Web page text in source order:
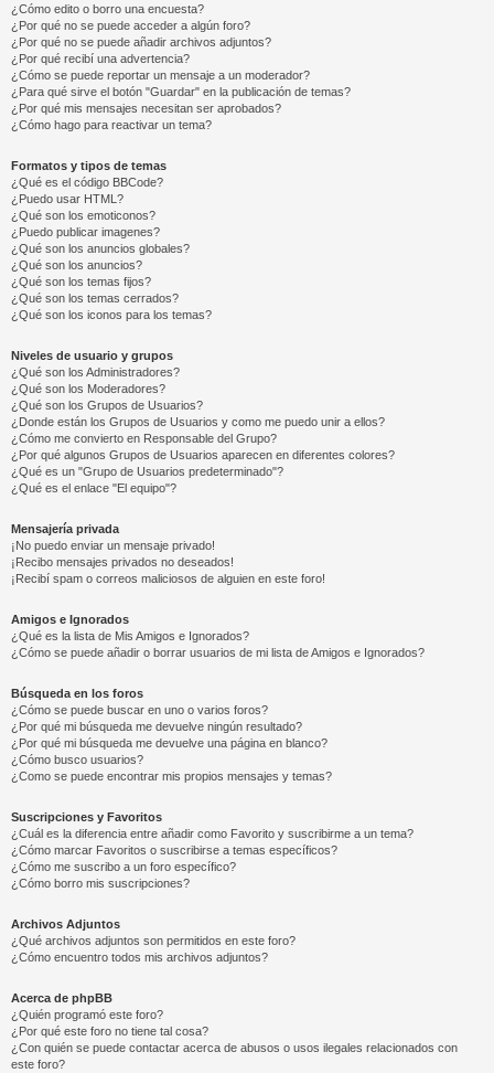
¿Cómo edito o borro una encuesta?
¿Por qué no se puede acceder a algún foro?
¿Por qué no se puede añadir archivos adjuntos?
¿Por qué recibí una advertencia?
¿Cómo se puede reportar un mensaje a un moderador?
¿Para qué sirve el botón "Guardar" en la publicación de temas?
¿Por qué mis mensajes necesitan ser aprobados?
¿Cómo hago para reactivar un tema?
Formatos y tipos de temas
¿Qué es el código BBCode?
¿Puedo usar HTML?
¿Qué son los emoticonos?
¿Puedo publicar imagenes?
¿Qué son los anuncios globales?
¿Qué son los anuncios?
¿Qué son los temas fijos?
¿Qué son los temas cerrados?
¿Qué son los iconos para los temas?
Niveles de usuario y grupos
¿Qué son los Administradores?
¿Qué son los Moderadores?
¿Qué son los Grupos de Usuarios?
¿Donde están los Grupos de Usuarios y como me puedo unir a ellos?
¿Cómo me convierto en Responsable del Grupo?
¿Por qué algunos Grupos de Usuarios aparecen en diferentes colores?
¿Qué es un "Grupo de Usuarios predeterminado"?
¿Qué es el enlace "El equipo"?
Mensajería privada
¡No puedo enviar un mensaje privado!
¡Recibo mensajes privados no deseados!
¡Recibí spam o correos maliciosos de alguien en este foro!
Amigos e Ignorados
¿Qué es la lista de Mis Amigos e Ignorados?
¿Cómo se puede añadir o borrar usuarios de mi lista de Amigos e Ignorados?
Búsqueda en los foros
¿Cómo se puede buscar en uno o varios foros?
¿Por qué mi búsqueda me devuelve ningún resultado?
¿Por qué mi búsqueda me devuelve una página en blanco?
¿Cómo busco usuarios?
¿Como se puede encontrar mis propios mensajes y temas?
Suscripciones y Favoritos
¿Cuál es la diferencia entre añadir como Favorito y suscribirme a un tema?
¿Cómo marcar Favoritos o suscribirse a temas específicos?
¿Cómo me suscribo a un foro específico?
¿Cómo borro mis suscripciones?
Archivos Adjuntos
¿Qué archivos adjuntos son permitidos en este foro?
¿Cómo encuentro todos mis archivos adjuntos?
Acerca de phpBB
¿Quién programó este foro?
¿Por qué este foro no tiene tal cosa?
¿Con quién se puede contactar acerca de abusos o usos ilegales relacionados con
este foro?